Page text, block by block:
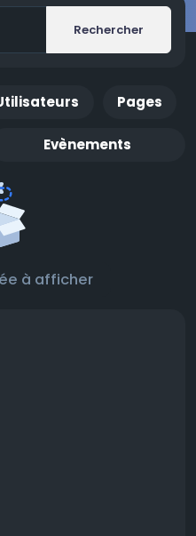
Rechercher
Pages
Evènements
à afficher